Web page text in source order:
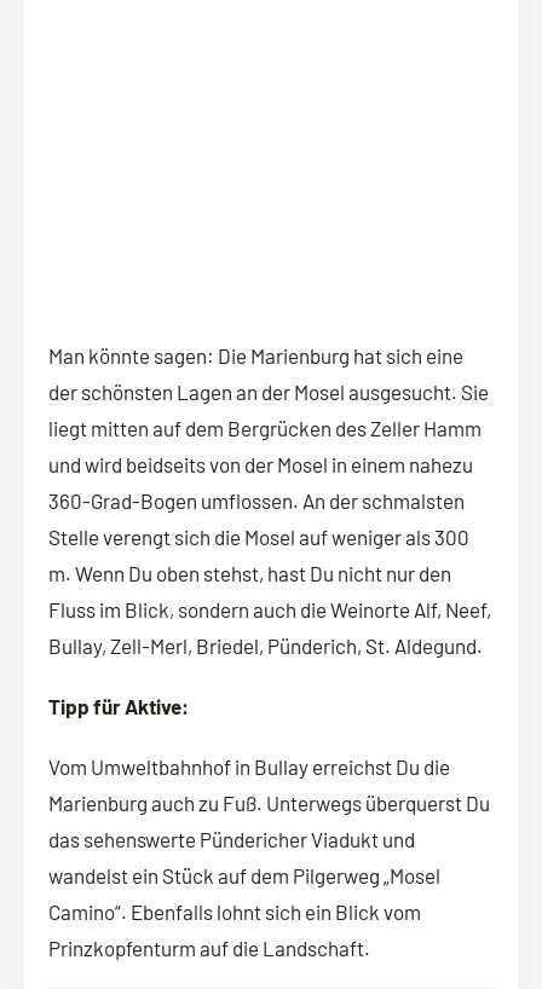
Man könnte sagen: Die Marienburg hat sich eine
der schönsten Lagen an der Mosel ausgesucht. Sie
liegt mitten auf dem Bergrücken des Zeller Hamm
und wird beidseits von der Mosel in einem nahezu
360-Grad-Bogen umflossen. An der schmalsten
Stelle verengt sich die Mosel auf weniger als 300
m. Wenn Du oben stehst, hast Du nicht nur den
Fluss im Blick, sondern auch die Weinorte Alf, Neef,
Bullay, Zell-Merl, Briedel, Pünderich, St. Aldegund.
Tipp für Aktive:
Vom Umweltbahnhof in Bullay erreichst Du die
Marienburg auch zu Fuß. Unterwegs überquerst Du
das sehenswerte Pündericher Viadukt und
wandelst ein Stück auf dem Pilgerweg „Mosel
Camino“. Ebenfalls lohnt sich ein Blick vom
Prinzkopfenturm auf die Landschaft.